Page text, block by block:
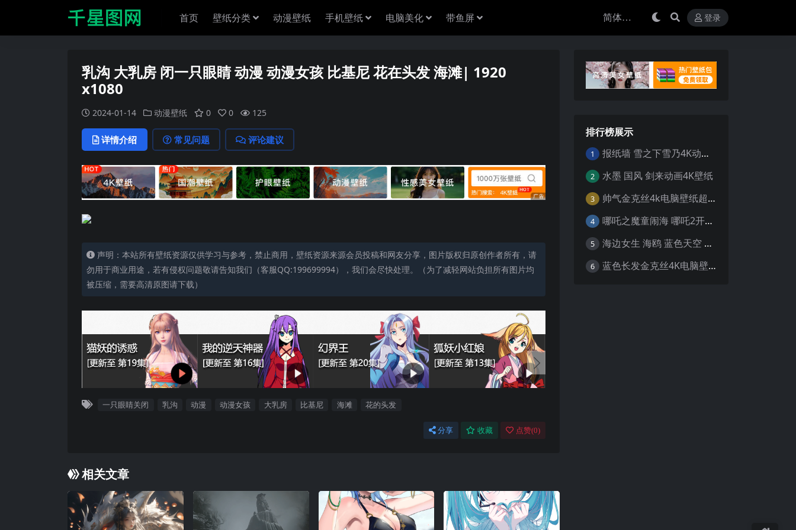
首页 壁纸分类 动漫壁纸 手机壁纸 电脑美化 带鱼屏 登录
乳沟 大乳房 闭一只眼睛 动漫 动漫女孩 比基尼 花在头发 海滩| 1920
x1080
2024-01-14 动漫壁纸 0 0 125
详情介绍 常见问题 评论建议
声明：本站所有壁纸资源仅供学习与参考，禁止商用，壁纸资源来源会员投稿和网友分享，图片版权归原创作者所有，请
勿用于商业用途，若有侵权问题敬请告知我们（客服QQ:199699994），我们会尽快处理。（为了减轻网站负担所有图片均
被压缩，需要高清原图请下载）
一只眼睛关闭 乳沟 动漫 动漫女孩 大乳房 比基尼 海滩 花的头发
分享 收藏 点赞(0)
相关文章
排行榜展示
1 报纸墙 雪之下雪乃4K动漫壁纸
2 水墨 国风 剑来动画4K壁纸
3 帅气金克丝4k电脑壁纸超清
4 哪吒之魔童闹海 哪吒2开场4K壁纸
5 海边女生 海鸥 蓝色天空 4K壁纸
6 蓝色长发金克丝4K电脑壁纸